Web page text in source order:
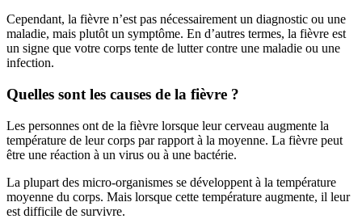
Cependant, la fièvre n’est pas nécessairement un diagnostic ou une
maladie, mais plutôt un symptôme. En d’autres termes, la fièvre est
un signe que votre corps tente de lutter contre une maladie ou une
infection.
Quelles sont les causes de la fièvre ?
Les personnes ont de la fièvre lorsque leur cerveau augmente la
température de leur corps par rapport à la moyenne. La fièvre peut
être une réaction à un virus ou à une bactérie.
La plupart des micro-organismes se développent à la température
moyenne du corps. Mais lorsque cette température augmente, il leur
est difficile de survivre.